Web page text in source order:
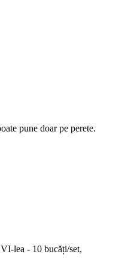
pune doar pe perete.
lea - 10 bucăți/set,